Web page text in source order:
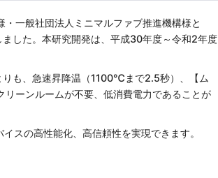
一般社団法人ミニマルファブ推進機構様と
した。本研究開発は、平成30年度～令和2年度
りも、急速昇降温（1100℃まで2.5秒）、【ム
ーンルームが不要、低消費電力であることが
スの高性能化、高信頼性を実現できます。